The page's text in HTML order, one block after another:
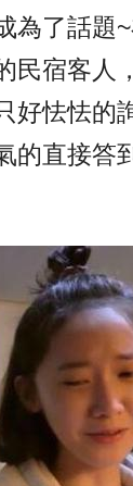
為了話題
民宿客人
好怯怯的
的直接答